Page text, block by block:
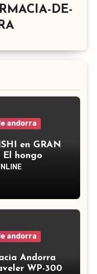
DE-
andorra
en GRAN
El hongo
es
hongo
asiática
andorra
Andorra
WP-300